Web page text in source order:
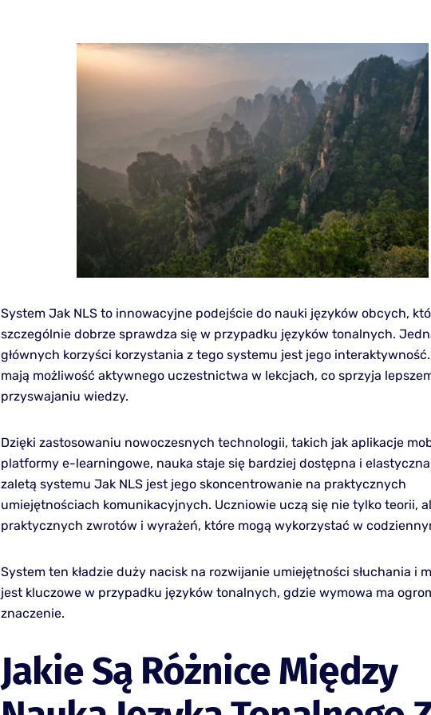
System Jak NLS to innowacyjne podejście do nauki języków obcych,
szczególnie dobrze sprawdza się w przypadku języków tonalnych.
głównych korzyści korzystania z tego systemu jest jego
mają możliwość aktywnego uczestnictwa w lekcjach, co sprzyja
przyswajaniu wiedzy.
Dzięki zastosowaniu nowoczesnych technologii, takich jak aplikacje
platformy e-learningowe, nauka staje się bardziej dostępna i
zaletą systemu Jak NLS jest jego skoncentrowanie na praktycznych
umiejętnościach komunikacyjnych. Uczniowie uczą się nie tylko teorii,
praktycznych zwrotów i wyrażeń, które mogą wykorzystać w
System ten kładzie duży nacisk na rozwijanie umiejętności słuchania i
jest kluczowe w przypadku języków tonalnych, gdzie wymowa ma
znaczenie.
Jakie Są Różnice Między